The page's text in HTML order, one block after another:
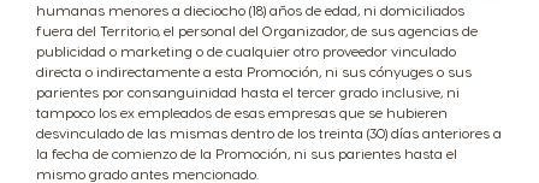
humanas menores a dieciocho (18) años de edad, ni domiciliados
fuera del Territorio, el personal del Organizador, de sus agencias de
publicidad o marketing o de cualquier otro proveedor vinculado
directa o indirectamente a esta Promoción, ni sus cónyuges o sus
parientes por consanguinidad hasta el tercer grado inclusive, ni
tampoco los ex empleados de esas empresas que se hubieren
desvinculado de las mismas dentro de los treinta (30) días anteriores a
la fecha de comienzo de la Promoción, ni sus parientes hasta el
mismo grado antes mencionado.